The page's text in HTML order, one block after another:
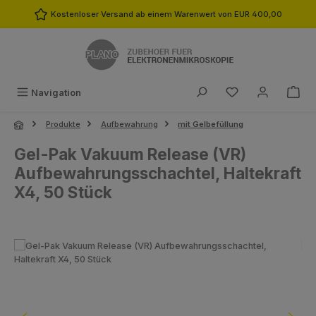
Zum Hauptinhalt springen
Kostenloser Versand ab einem Warenwert von EUR 400,00
Navigation Du hast 0
Produkte Aufbewahrung mit Gelbefüllung
Gel-Pak Vakuum Release (VR)
Aufbewahrungsschachtel, Haltekraft
X4, 50 Stück
Bildergalerie überspringen